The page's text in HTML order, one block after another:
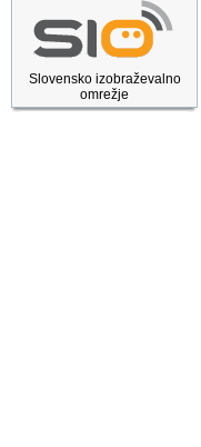
Slovensko izobraževalno
omrežje